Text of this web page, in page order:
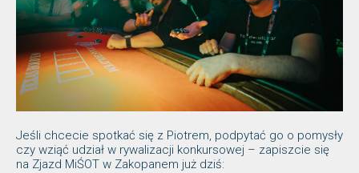
Jeśli chcecie spotkać się z Piotrem, podpytać go o pomysły
czy wziąć udział w rywalizacji konkursowej – zapiszcie się
na Zjazd MiŚOT w Zakopanem już dziś: